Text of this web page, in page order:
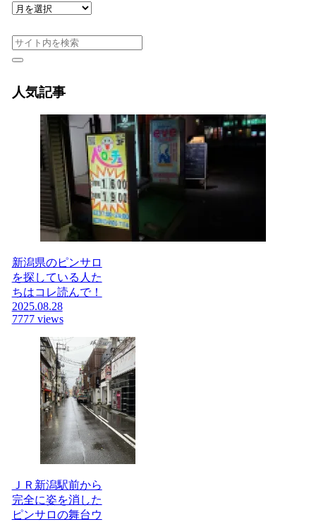
ア
カ
イ
人気記事
新潟県のピンサロ
を探している人た
ちはコレ読んで！
2025.08.28
7777 views
ＪＲ新潟駅前から
完全に姿を消した
ピンサロの舞台ウ